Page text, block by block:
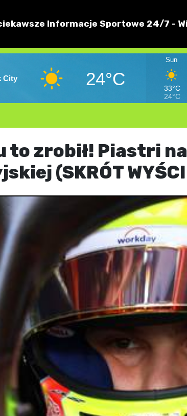
Informacje Sportowe 24/7 -
City 24°C
Sun
33°C
24°C
to zrobił! Piastri
(SKRÓT